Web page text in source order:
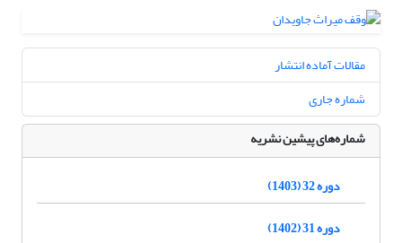
مقالات آماده انتشار
شماره جاری
شماره‌های پیشین نشریه
دوره 32 (1403)
دوره 31 (1402)